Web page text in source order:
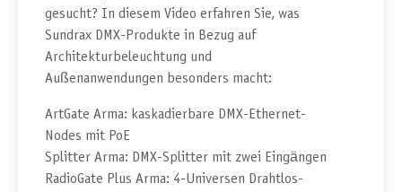
gesucht? In diesem Video erfahren Sie, was
Sundrax DMX-Produkte in Bezug auf
Architekturbeleuchtung und
Außenanwendungen besonders macht:
ArtGate Arma: kaskadierbare DMX-Ethernet-
Nodes mit PoE
Splitter Arma: DMX-Splitter mit zwei Eingängen
RadioGate Plus Arma: 4-Universen Drahtlos-